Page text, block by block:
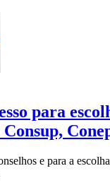
para
e para a